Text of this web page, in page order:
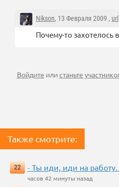
Nikson, 13 Февраля 2009 , url
Почему-то захотелось
Войдите илистаньте
Также смотрите:
22 - Ты иди, иди на
часов 42 минуты назад